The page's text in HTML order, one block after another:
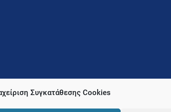
Συγκατάθεσης Cookies